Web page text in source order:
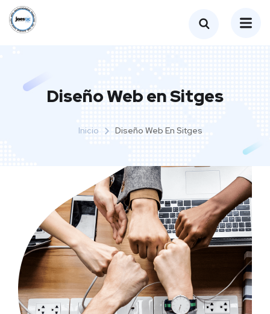
Diseño Web en Sitges
Inicio Diseño Web En Sitges